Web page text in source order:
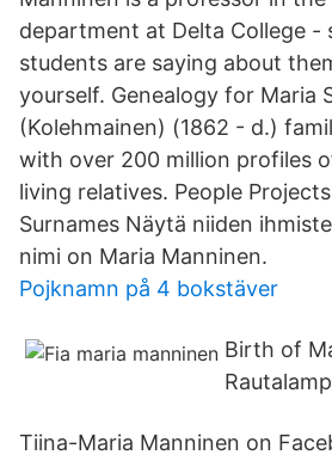
department at Delta College -
students are saying about
yourself. Genealogy for Maria
(Kolehmainen) (1862 - d.)
with over 200 million profiles
living relatives. People
Surnames Näytä niiden
nimi on Maria Manninen.
Pojknamn på 4 bokstäver
Birth of
Tiina-Maria Manninen on